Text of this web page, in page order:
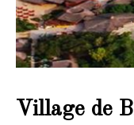
Village de